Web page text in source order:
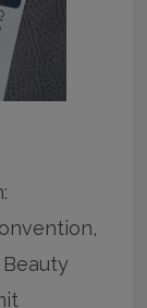
Beauty